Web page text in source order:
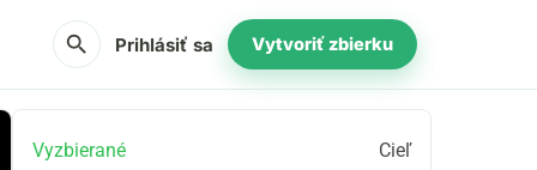
search Prihlásiť sa Vytvoriť zbierku
Vyzbierané Cieľ